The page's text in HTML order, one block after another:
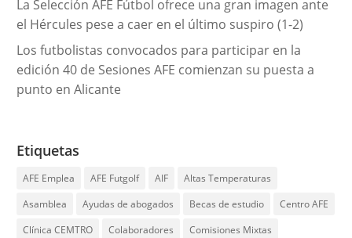
La Selección AFE Fútbol ofrece una gran imagen ante
el Hércules pese a caer en el último suspiro (1-2)
Los futbolistas convocados para participar en la
edición 40 de Sesiones AFE comienzan su puesta a
punto en Alicante
Etiquetas
AFE Emplea AFE Futgolf AIF
Altas Temperaturas
Asamblea
Ayudas de abogados Becas de estudio
Centro AFE
Clínica CEMTRO
Colaboradores
Comisiones Mixtas